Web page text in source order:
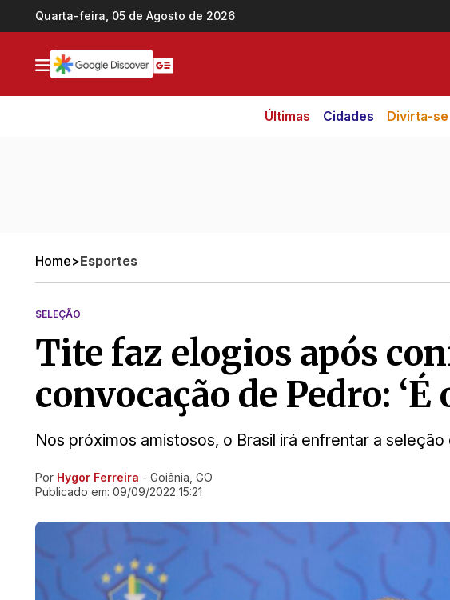
Ir direto pro conteúdo
Quarta-feira, 05 de Agosto de 2026
Últimas Cidades Divirta-se
Home>Esportes
SELEÇÃO
Tite faz elogios após
convocação de Pedro: ‘É
Nos próximos amistosos, o Brasil irá enfrentar a seleção
Ir direto pra matéria
Por Hygor Ferreira - Goiânia, GO
Publicado em: 09/09/2022 15:21